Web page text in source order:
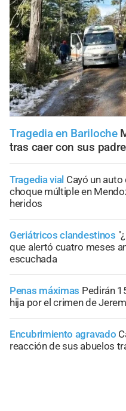
Tragedia en Bariloche
tras caer con sus
Tragedia vial Cayó un
choque múltiple en
heridos
Geriátricos clandestinos
que alertó cuatro meses
escuchada
Penas máximas Pedirán
hija por el crimen de
Encubrimiento agravado
reacción de sus abuelos